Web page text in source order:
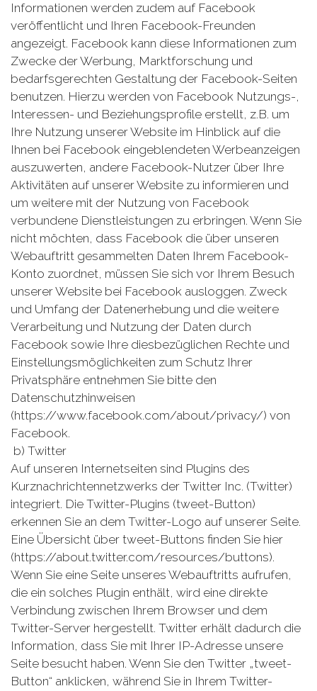
Informationen werden zudem auf Facebook
veröffentlicht und Ihren Facebook-Freunden
angezeigt. Facebook kann diese Informationen zum
Zwecke der Werbung, Marktforschung und
bedarfsgerechten Gestaltung der Facebook-Seiten
benutzen. Hierzu werden von Facebook Nutzungs-,
Interessen- und Beziehungsprofile erstellt, z.B. um
Ihre Nutzung unserer Website im Hinblick auf die
Ihnen bei Facebook eingeblendeten Werbeanzeigen
auszuwerten, andere Facebook-Nutzer über Ihre
Aktivitäten auf unserer Website zu informieren und
um weitere mit der Nutzung von Facebook
verbundene Dienstleistungen zu erbringen. Wenn Sie
nicht möchten, dass Facebook die über unseren
Webauftritt gesammelten Daten Ihrem Facebook-
Konto zuordnet, müssen Sie sich vor Ihrem Besuch
unserer Website bei Facebook ausloggen. Zweck
und Umfang der Datenerhebung und die weitere
Verarbeitung und Nutzung der Daten durch
Facebook sowie Ihre diesbezüglichen Rechte und
Einstellungsmöglichkeiten zum Schutz Ihrer
Privatsphäre entnehmen Sie bitte den
Datenschutzhinweisen
(https://www.facebook.com/about/privacy/) von
Facebook.
b) Twitter
Auf unseren Internetseiten sind Plugins des
Kurznachrichtennetzwerks der Twitter Inc. (Twitter)
integriert. Die Twitter-Plugins (tweet-Button)
erkennen Sie an dem Twitter-Logo auf unserer Seite.
Eine Übersicht über tweet-Buttons finden Sie hier
(https://about.twitter.com/resources/buttons).
Wenn Sie eine Seite unseres Webauftritts aufrufen,
die ein solches Plugin enthält, wird eine direkte
Verbindung zwischen Ihrem Browser und dem
Twitter-Server hergestellt. Twitter erhält dadurch die
Information, dass Sie mit Ihrer IP-Adresse unsere
Seite besucht haben. Wenn Sie den Twitter „tweet-
Button“ anklicken, während Sie in Ihrem Twitter-